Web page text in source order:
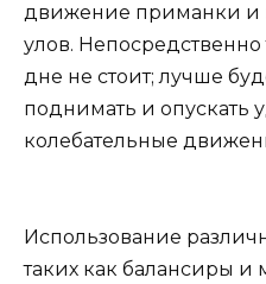
движение приманки и
улов.
дне не стоит; лучше
поднимать и опускать
колебательные
Использование
таких как балансиры